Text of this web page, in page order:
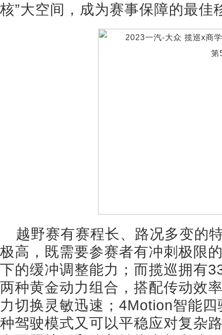
核”大空间，成为赛事保障的最佳
越野赛有赛程长、路况多变的
极高，既需要参赛者有冲刺极限
下的缓冲调整能力；而揽巡拥有
两种黄金动力组合，搭配传动效
力切换灵敏迅速；4Motion智能
种驾驶模式又可以平稳应对复杂